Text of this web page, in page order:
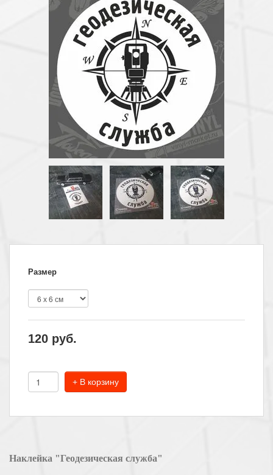
Размер
120 руб.
+ В корзину
Наклейка "Геодезическая служба"